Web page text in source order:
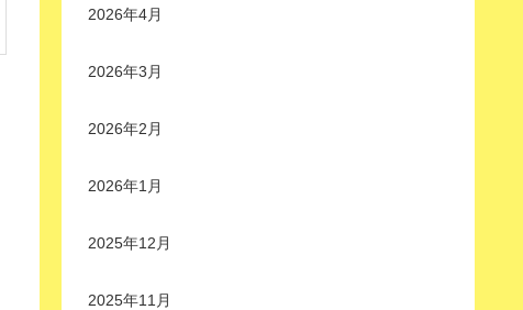
2026年4月
2026年3月
2026年2月
2026年1月
2025年12月
2025年11月